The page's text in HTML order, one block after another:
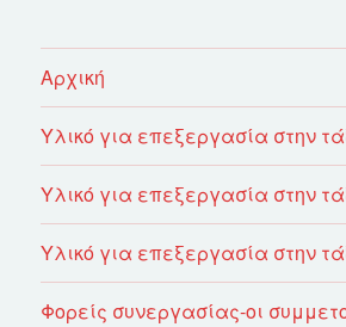
Αρχική
Υλικό για επεξεργασία στην
Υλικό για επεξεργασία στην
Υλικό για επεξεργασία στην
Φορείς συνεργασίας-οι